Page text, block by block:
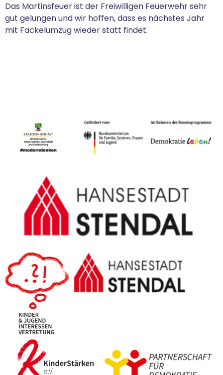
Das Martinsfeuer ist der Freiwilligen Feuerwehr sehr
gut gelungen und wir hoffen, dass es nächstes Jahr
mit Fackelumzug wieder statt findet.